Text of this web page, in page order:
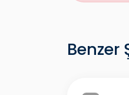
Benzer